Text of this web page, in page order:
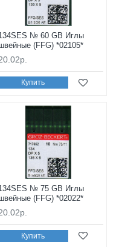
№ 60 GB Иглы
(FFG) *02105*
Купить
№ 75 GB Иглы
(FFG) *02022*
Купить